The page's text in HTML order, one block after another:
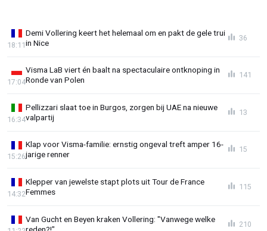
Demi Vollering keert het helemaal om en pakt de gele trui
in Nice
18:11
36
Visma LaB viert én baalt na spectaculaire ontknoping in
Ronde van Polen
17:04
141
Pellizzari slaat toe in Burgos, zorgen bij UAE na nieuwe
valpartij
16:34
13
Klap voor Visma-familie: ernstig ongeval treft amper 16-
jarige renner
15:26
15
Klepper van jewelste stapt plots uit Tour de France
Femmes
14:32
115
Van Gucht en Beyen kraken Vollering: "Vanwege welke
reden?!"
210